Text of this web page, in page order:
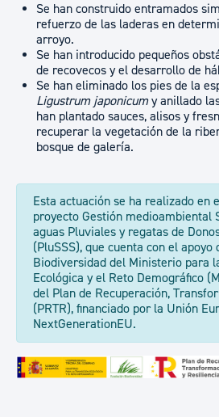
Se han construido entramados
refuerzo de las laderas en
arroyo.
Se han introducido pequeños
de recovecos y el desarrollo de
Se han eliminado los pies de la
Ligustrum japonicumy anillado
han plantado sauces, alisos y
recuperar la vegetación de la
bosque de galería.
Esta actuación se ha realizado en
proyecto Gestión medioambiental
aguas Pluviales y regatas de
(PluSSS), que cuenta con el apoyo
Biodiversidad del Ministerio para
Ecológica y el Reto Demográfico
del Plan de Recuperación,
(PRTR), financiado por la Unión
NextGenerationEU.